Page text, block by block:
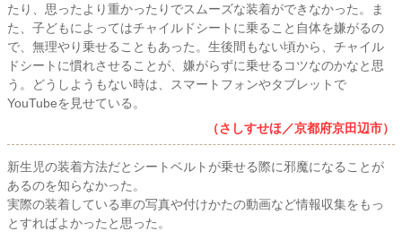
たり、思ったより重かったりでスムーズな装着ができなかった。ま
た、子どもによってはチャイルドシートに乗ること自体を嫌がるの
で、無理やり乗せることもあった。生後間もない頃から、チャイル
ドシートに慣れさせることが、嫌がらずに乗せるコツなのかなと思
う。どうしようもない時は、スマートフォンやタブレットで
YouTubeを見せている。
（さしすせほ／京都府京田辺市）
新生児の装着方法だとシートベルトが乗せる際に邪魔になることが
あるのを知らなかった。
実際の装着している車の写真や付けかたの動画など情報収集をもっ
とすればよかったと思った。